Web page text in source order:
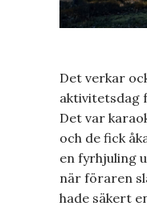
Det verkar
aktivitetsdag
Det var
och de fick
en fyrhjuling
när föraren
hade säkert